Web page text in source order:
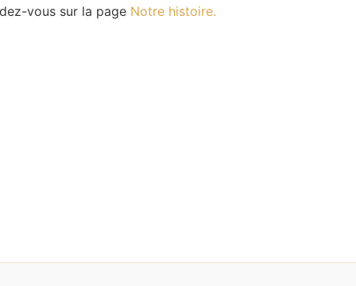
vous sur la page Notre histoire.